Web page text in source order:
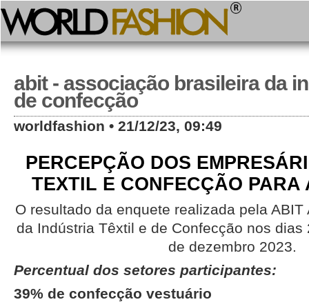
abit - associação brasileira da
de confecção
worldfashion • 21/12/23, 09:49
PERCEPÇÃO DOS
TEXTIL E CONFECÇÃO PARA
O resultado da enquete realizada pela
da Indústria Têxtil e de Confecção nos
de dezembro 2023.
Percentual dos setores participantes:
39% de confecção vestuário